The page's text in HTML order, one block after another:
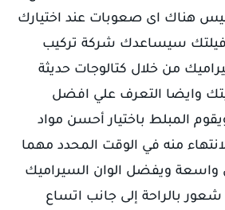
ليس هناك اى صعوبات عند اختيارك
فيلتك سيساعدك شركة تركيب
من خلال كتالوجات حديثة
وايضا التعرف علي افضل
المبلط باختيار أحسن مواد
منه في الوقت المحدد مهما
واسعة ويفضل الوان السيراميك
شعور بالراحة إلى جانب اتساع